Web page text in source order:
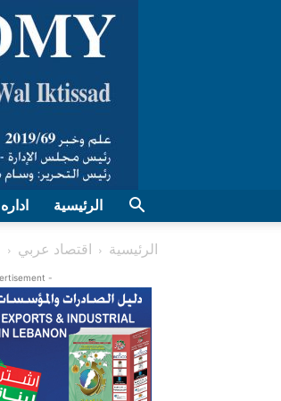
اداره الرئيسية
الرئيسية اقتصاد عربي
- Advertisement -